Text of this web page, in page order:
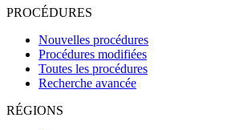
PROCÉDURES
Nouvelles procédures
Procédures modifiées
Toutes les procédures
Recherche avancée
RÉGIONS